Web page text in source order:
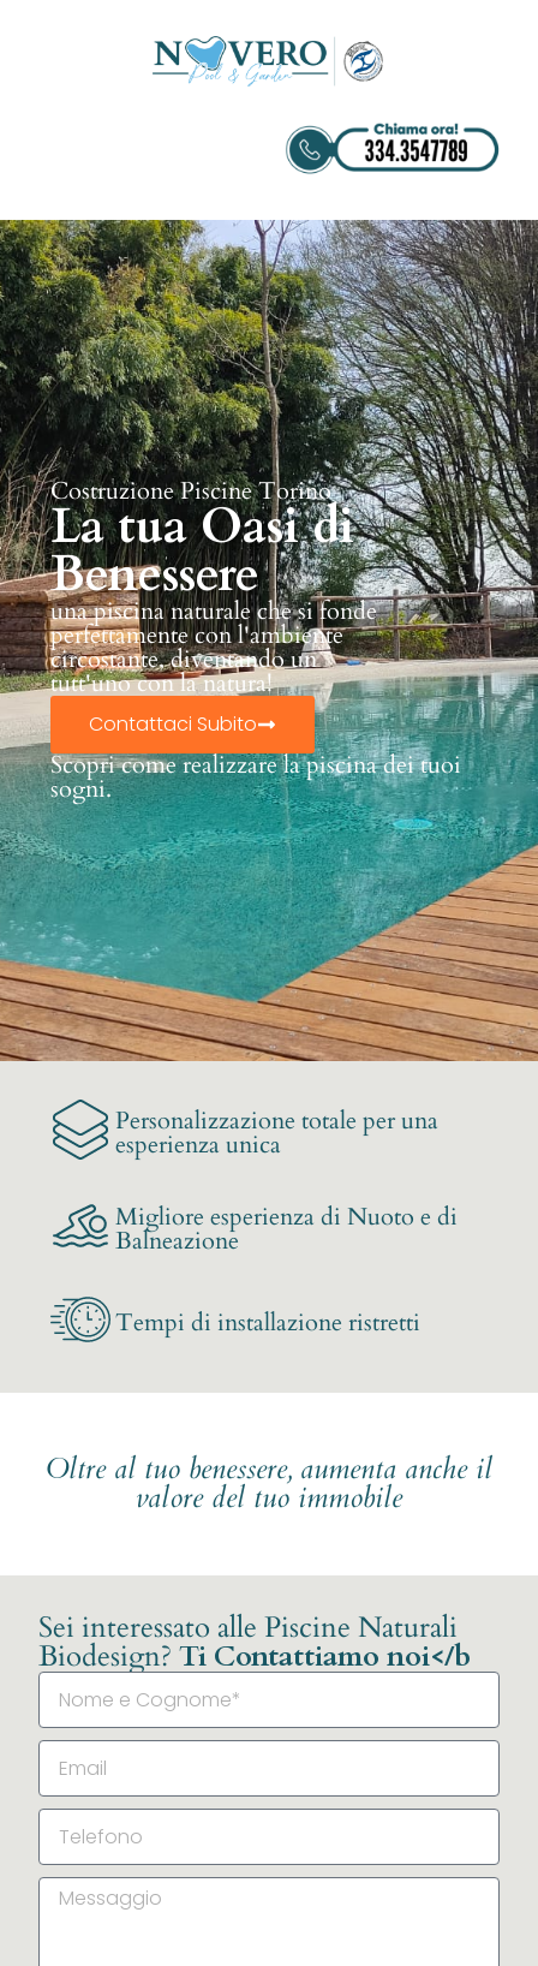
Costruzione Piscine Torino
La tua Oasi di
Benessere
una piscina naturale che si fonde
perfettamente con l'ambiente
circostante, diventando un
tutt'uno con la natura!
Contattaci Subito
Scopri come realizzare la piscina dei tuoi
sogni.
Personalizzazione totale per una
esperienza unica
Migliore esperienza di Nuoto e di
Balneazione
Tempi di installazione ristretti
Oltre al tuo benessere, aumenta anche il
valore del tuo immobile
Sei interessato alle Piscine Naturali
Biodesign? Ti Contattiamo noi</b